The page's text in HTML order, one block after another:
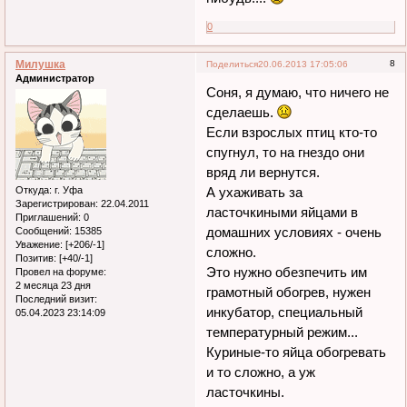
0
Поделиться 8
20.06.2013 17:05:06
Милушка
Администратор
Откуда: г. Уфа
Зарегистрирован: 22.04.2011
Приглашений: 0
Сообщений: 15385
Уважение: [+206/-1]
Позитив: [+40/-1]
Провел на форуме:
2 месяца 23 дня
Последний визит:
05.04.2023 23:14:09
Соня, я думаю, что ничего не
сделаешь.
Если взрослых птиц кто-то
спугнул, то на гнездо они
вряд ли вернутся.
А ухаживать за
ласточкиными яйцами в
домашних условиях - очень
сложно.
Это нужно обезпечить им
грамотный обогрев, нужен
инкубатор, специальный
температурный режим...
Куриные-то яйца обогревать
и то сложно, а уж
ласточкины.